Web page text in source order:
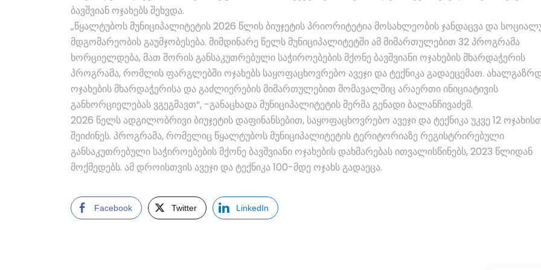
ბავშვიან ოჯახებს შეხვდა.
„წყალტუბოს მუნიციპალიტეტის 2026 წლის ბიუჯეტის პრიორიტეტია მოსახლეობის ჯანდაცვა და
მდგომარეობის გაუმჯობესება. მიმდინარე წელს მუნიციპალიტეტში ამ მიმართულებით 32 პროგრამა
ხორციელდება, მათ შორის განსაკუთრებული საჭიროებების მქონე ბავშვიანი ოჯახების მხარდაჭერის
პროგრამა, რომლის ფარგლებში ოჯახებს საყოფაცხოვრებო ავეჯი და ტექნიკა გადაეცემათ.
ოჯახების მხარდაჭერისა და გაძლიერების მიმართულებით მომავალშიც არაერთი ინიციატივის
განხორციელებას ვგეგმავთ“, -განაცხადა მუნიციპალიტეტის მერმა გენადი ბალანჩივაძემ.
2026 წელს ადგილობრივი ბიუჯეტის დაფინანსებით, საყოფაცხოვრებო ავეჯი და ტექნიკა უკვე 12
შეიძინეს. პროგრამა, რომელიც წყალტუბოს მუნიციპალიტეტის ტერიტორიაზე რეგისტრირებული
განსაკუთრებული საჭიროებების მქონე ბავშვიანი ოჯახების დახმარებას ითვალისწინებს, 2023 წლიდან
მოქმედებს. ამ დროისთვის ავეჯი და ტექნიკა 100-მდე ოჯახს გადაეცა.
Facebook Twitter LinkedIn